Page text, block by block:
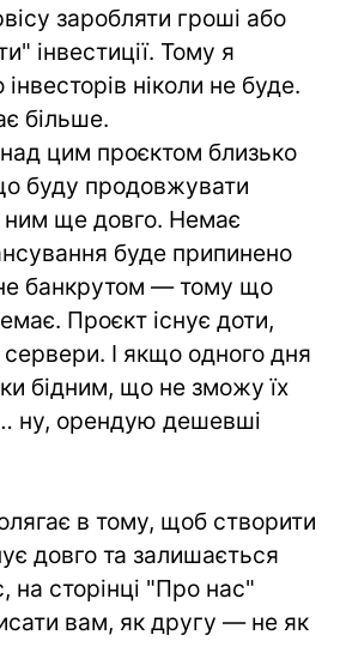
заробляти гроші або
інвестиції. Тому я
ніколи не буде.
більше.
цим проєктом близько
буду продовжувати
ще довго. Немає
буде припинено
банкрутом — тому що
Проєкт існує доти,
І якщо одного дня
бідним, що не зможу їх
ну, орендую дешевші
в тому, щоб створити
довго та залишається
на сторінці "Про нас"
вам, як другу — не як